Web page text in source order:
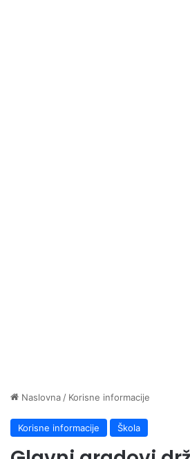
Naslovna / Korisne informacije
Korisne informacije Škola